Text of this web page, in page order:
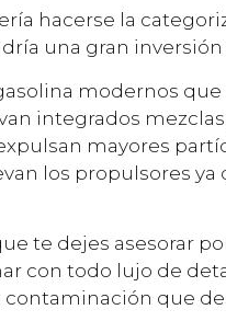
hacerse la
una gran
modernos
integrados
mayores
los propulsores ya
te dejes asesorar
con todo lujo de
contaminación que